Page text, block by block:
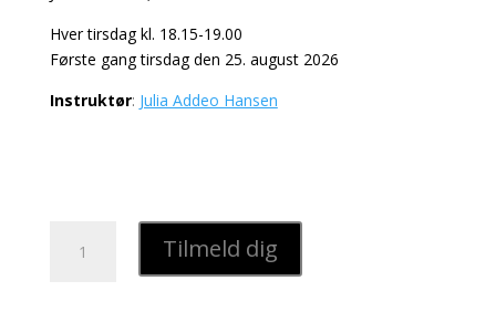
Hver tirsdag kl. 18.15-19.00
Første gang tirsdag den 25. august 2026
Instruktør: Julia Addeo Hansen
International/Freestyle
Tilmeld dig